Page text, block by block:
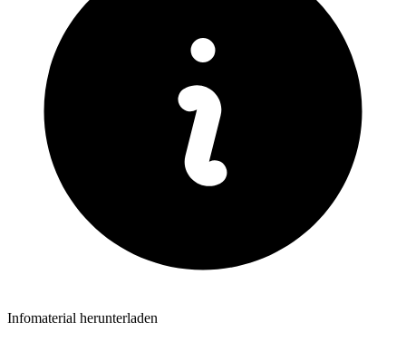
Infomaterial herunterladen